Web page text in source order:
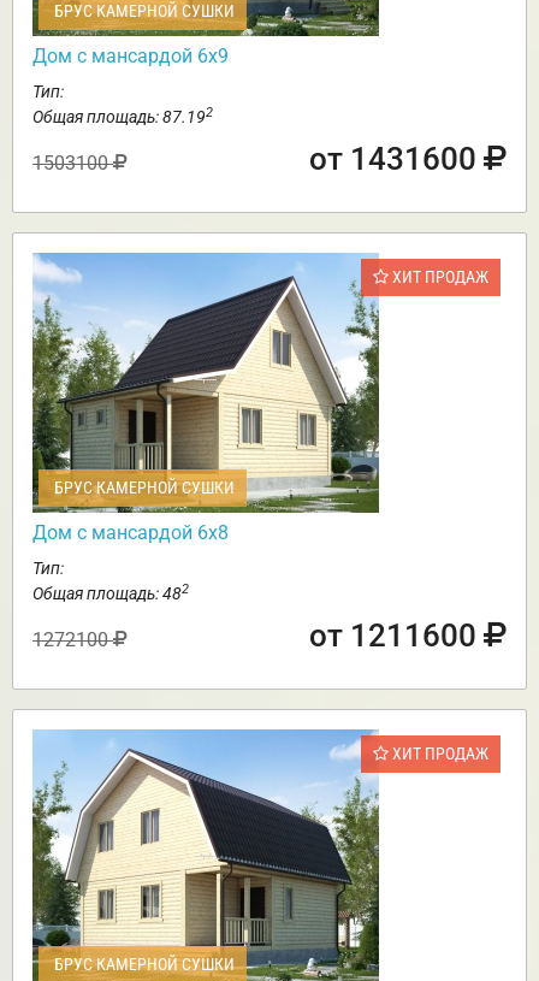
БРУС КАМЕРНОЙ СУШКИ
Дом с мансардой 6х9
Тип:
Общая площадь: 87.192
1503100 от 1431600
ХИТ ПРОДАЖ
БРУС КАМЕРНОЙ СУШКИ
Дом с мансардой 6х8
Тип:
Общая площадь: 482
1272100 от 1211600
ХИТ ПРОДАЖ
БРУС КАМЕРНОЙ СУШКИ